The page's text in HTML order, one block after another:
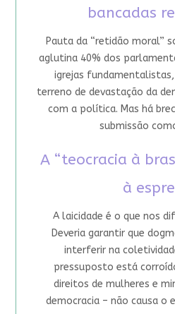
bancadas
Pauta da “retidão moral”
aglutina 40% dos
igrejas
terreno de devastação da
com a política. Mas há
submissão
A “teocracia à
à
A laicidade é o que nos
Deveria garantir que
interferir na
pressuposto está
direitos de mulheres e
democracia – não causa o